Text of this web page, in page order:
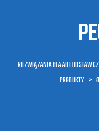
ROZWIĄZANIA DLA AUT
PRODUKTY >